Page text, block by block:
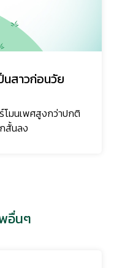
นสาวก่อนวัย
โมนเพศสูงกว่าปกติ
สั้นลง
อื่นๆ